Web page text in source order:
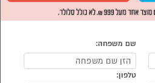
שם משפחה:
טלפון: